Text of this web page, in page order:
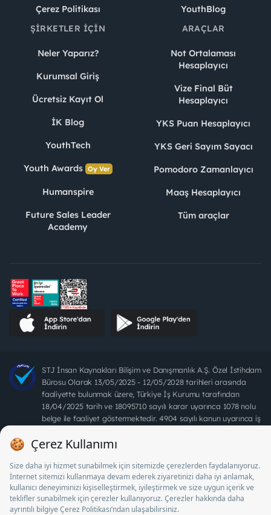
Çerez Politikası
YouthBlog
ŞIRKETLER İÇIN
Neler Yaparız?
Kurumsal Giriş
Ücretsiz Kayıt Ol
İK Blog
YouthTech
Youth Awards Oy Ver
Humanspire
Future Sales Leader
Academy
ARAÇLAR
Not Ortalaması
Hesaplayıcı
Vize Final Büt
Hesaplayıcı
YKS Puan Hesaplayıcı
YKS Geri Sayım Sayacı
Pomodoro Zamanlayıcı
Maaş Hesaplayıcı
Tüm araçlar
STJ İnsan Kaynakları Bilişim ve Danışmanlık A.Ş. Özel İstihdam
Bürosu Olarak 13/05/2025 - 12/05/2028 tarihleri arasında
faaliyette bulunmak üzere, Türkiye İş Kurumu tarafından
18/04/2025 tarih ve 18095710 sayılı karar uyarınca 1078 nolu
belge ile faaliyet göstermektedir. 4904 sayılı kanun uyarınca iş